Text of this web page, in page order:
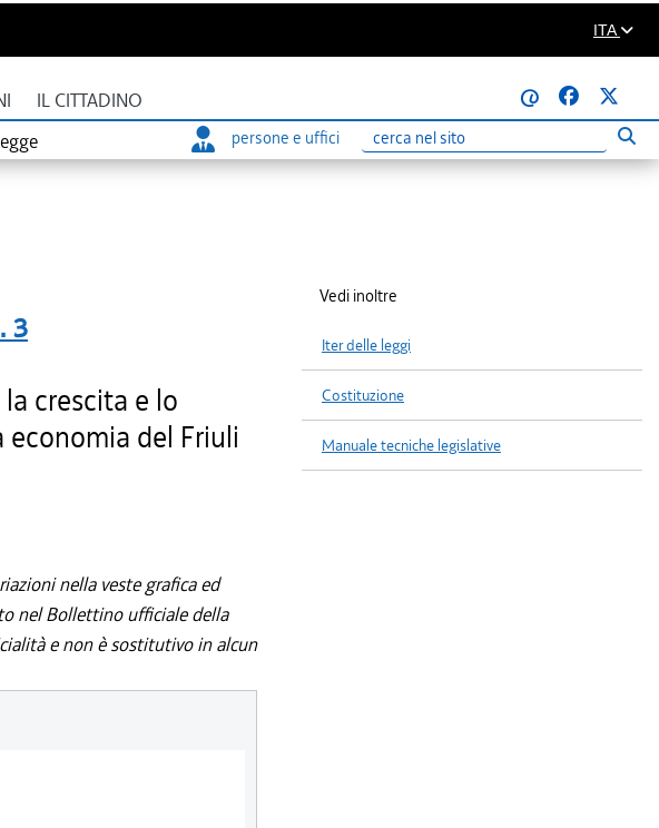
ITA
IL CITTADINO
@
persone e uffici
Ricerca
3
crescita e lo
del Friuli
nella veste grafica ed
nel Bollettino ufficiale della
e non è sostitutivo in alcun
Vedi inoltre
Iter delle leggi
Costituzione
Manuale tecniche legislative